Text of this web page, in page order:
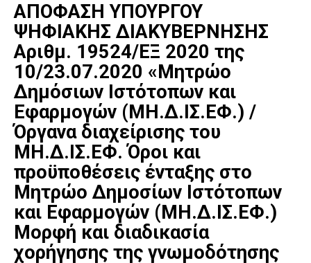
ΑΠΟΦΑΣΗ ΥΠΟΥΡΓΟΥ
ΨΗΦΙΑΚΗΣ ΔΙΑΚΥΒΕΡΝΗΣΗΣ
Αριθμ. 19524/ΕΞ 2020 της
10/23.07.2020 «Μητρώο
Δημόσιων Ιστότοπων και
Εφαρμογών (ΜΗ.Δ.ΙΣ.ΕΦ.) /
Όργανα διαχείρισης του
ΜΗ.Δ.ΙΣ.ΕΦ. Όροι και
προϋποθέσεις ένταξης στο
Μητρώο Δημοσίων Ιστότοπων
και Εφαρμογών (ΜΗ.Δ.ΙΣ.ΕΦ.)
Μορφή και διαδικασία
χορήγησης της γνωμοδότησης